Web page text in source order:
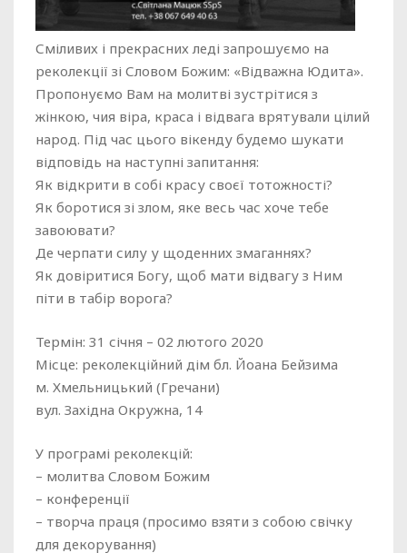
Сміливих і прекрасних леді запрошуємо на
реколекції зі Словом Божим: «Відважна Юдита».
Пропонуємо Вам на молитві зустрітися з
жінкою, чия віра, краса і відвага врятували цілий
народ. Під час цього вікенду будемо шукати
відповідь на наступні запитання:
Як відкрити в собі красу своєї тотожності?
Як боротися зі злом, яке весь час хоче тебе
завоювати?
Де черпати силу у щоденних змаганнях?
Як довіритися Богу, щоб мати відвагу з Ним
піти в табір ворога?
Термін: 31 січня – 02 лютого 2020
Місце: реколекційний дім бл. Йоана Бейзима
м. Хмельницький (Гречани)
вул. Західна Окружна, 14
У програмі реколекцій:
– молитва Словом Божим
– конференції
– творча праця (просимо взяти з собою свічку
для декорування)